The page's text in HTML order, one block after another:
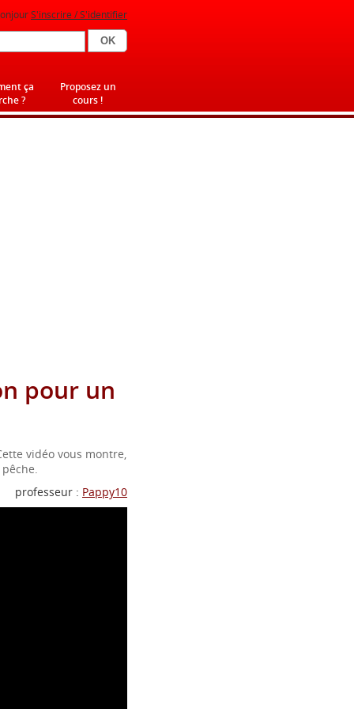
S'inscrire / S'identifier
ça
?
Proposez un
cours !
pour un
vidéo vous montre,
professeur : Pappy10